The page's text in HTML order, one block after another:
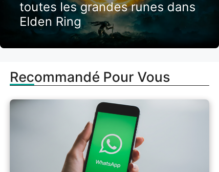
toutes les grandes runes dans
Elden Ring
Recommandé Pour Vous